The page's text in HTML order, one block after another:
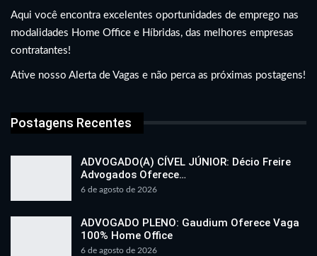
Aqui você encontra excelentes oportunidades de emprego nas
modalidades Home Office e Híbridas, das melhores empresas
contratantes!
Ative nosso Alerta de Vagas e não perca as próximas postagens!
Postagens Recentes
ADVOGADO(A) CÍVEL JÚNIOR: Décio Freire
Advogados Oferece…
6 de agosto de 2026
ADVOGADO PLENO: Gaudium Oferece Vaga
100% Home Office
6 de agosto de 2026